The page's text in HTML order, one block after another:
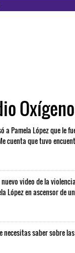
Oxígeno
a Pamela López que le
cuenta que tuvo
video de la
López en ascensor de un
necesitas saber sobre las